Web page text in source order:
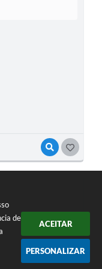
de
ACEITAR
PERSONALIZAR
VISUALIZAR